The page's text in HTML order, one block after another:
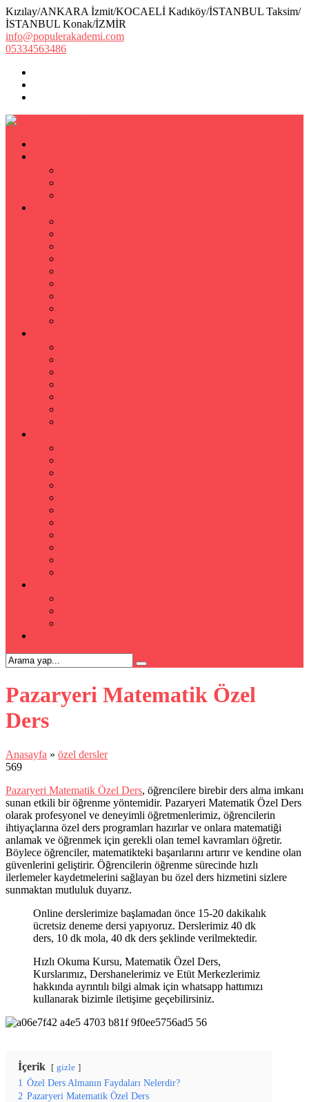
Kızılay/ANKARA İzmit/KOCAELİ Kadıköy/İSTANBUL Taksim/
İSTANBUL Konak/İZMİR
info@populerakademi.com
05334563486
Pazaryeri Matematik Özel
Ders
Anasayfa » özel dersler
569
Pazaryeri Matematik Özel Ders, öğrencilere birebir ders alma imkanı
sunan etkili bir öğrenme yöntemidir. Pazaryeri Matematik Özel Ders
olarak profesyonel ve deneyimli öğretmenlerimiz, öğrencilerin
ihtiyaçlarına özel ders programları hazırlar ve onlara matematiği
anlamak ve öğrenmek için gerekli olan temel kavramları öğretir.
Böylece öğrenciler, matematikteki başarılarını artırır ve kendine olan
güvenlerini geliştirir. Öğrencilerin öğrenme sürecinde hızlı
ilerlemeler kaydetmelerini sağlayan bu özel ders hizmetini sizlere
sunmaktan mutluluk duyarız.
Online derslerimize başlamadan önce 15-20 dakikalık
ücretsiz deneme dersi yapıyoruz. Derslerimiz 40 dk
ders, 10 dk mola, 40 dk ders şeklinde verilmektedir.
Hızlı Okuma Kursu, Matematik Özel Ders,
Kurslarımız, Dershanelerimiz ve Etüt Merkezlerimiz
hakkında ayrıntılı bilgi almak için whatsapp hattımızı
kullanarak bizimle iletişime geçebilirsiniz.
İçerik gizle
1 Özel Ders Almanın Faydaları Nelerdir?
2 Pazaryeri Matematik Özel Ders